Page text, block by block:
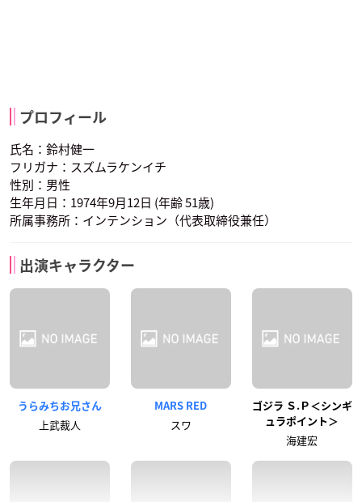
プロフィール
氏名：鈴村健一
フリガナ：スズムラケンイチ
性別：男性
生年月日：1974年9月12日 (年齢 51歳)
所属事務所：インテンション（代表取締役兼任）
出演キャラクター
うらみちお兄さん
上武裁人
MARS RED
スワ
ゴジラ Ｓ.Ｐ＜シンギ
ュラポイント＞
海建宏